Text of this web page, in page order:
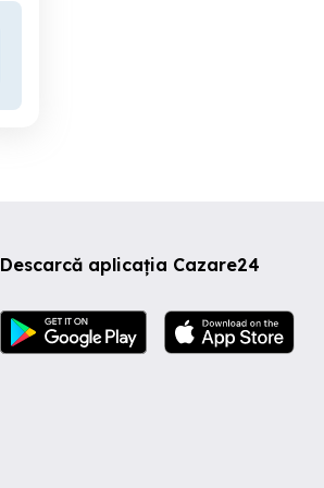
Descarcă aplicația Cazare24